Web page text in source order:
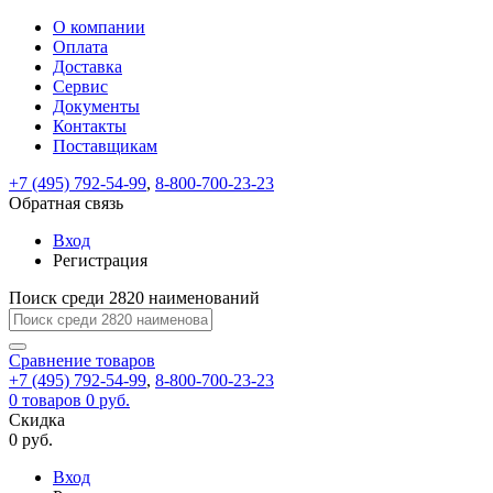
ВходРегистрация
Только
test@example.com
отправлена
по
ней
для
регистрации.
Ок
Только
Запомнить
меня
Забыли
Восстановление
пароля
Заполните
форму.
Мы
отправим
ссылку
на
указанный
электронный
адрес,
перейдя
по
которой
вы
новый
На
вашу
test@test.ru
отправлена
ссылка.
Перейдите
по
для
смены
пароля.
Введите
новый
пароль
Сменить
Пароль
успешно
Войти
Обратная
связь
Сообщение
пользовательского
соглашения
Ваше
сообщение
успешно
О компании
Оплата
Доставка
Сервис
Документы
Контакты
Поставщикам
+7 (495) 792-54-99, 8-800-700-23-23
Обратная связь
Вход
Регистрация
Поиск среди 2820 наименований
Сравнение товаров
+7 (495) 792-54-99, 8-800-700-23-23
0 товаров 0 руб.
Скидка
0 руб.
Вход